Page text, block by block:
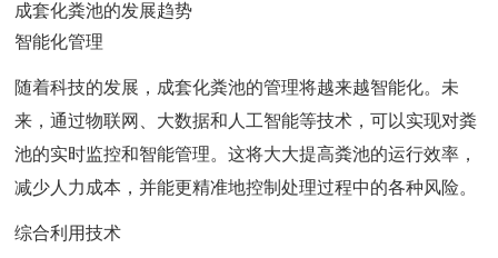
成套化粪池的发展趋势
智能化管理
随着科技的发展，成套化粪池的管理将越来越智能化。未
来，通过物联网、大数据和人工智能等技术，可以实现对粪
池的实时监控和智能管理。这将大大提高粪池的运行效率，
减少人力成本，并能更精准地控制处理过程中的各种风险。
综合利用技术